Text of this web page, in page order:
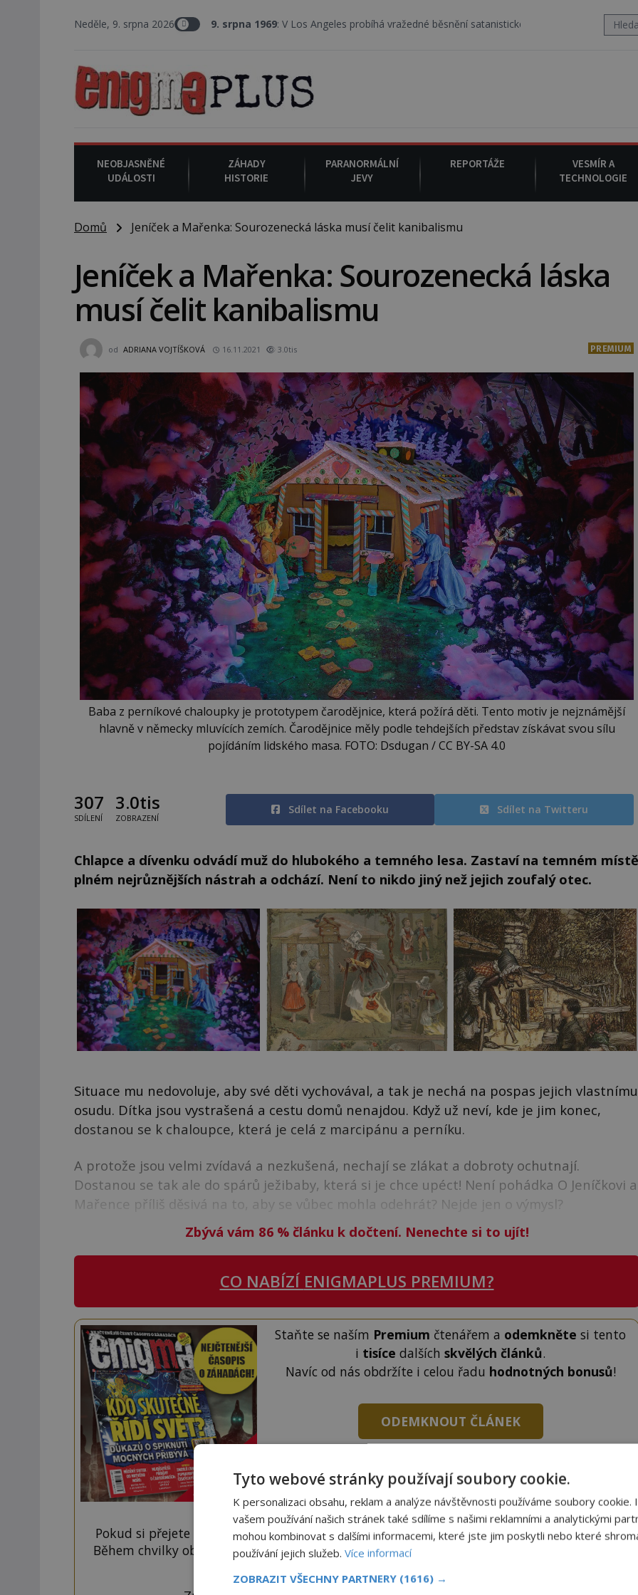
Neděle, 9. srpna 2026
9. srpna 1969 : V Los Angeles probíhá vražedné běsnění satanistického gangu vedeného Charlesem
NEOBJASNĚNÉ
UDÁLOSTI
ZÁHADY
HISTORIE
PARANORMÁLNÍ
JEVY
REPORTÁŽE
VESMÍR A
TECHNOLOGIE
Domů Jeníček a Mařenka: Sourozenecká láska musí čelit kanibalismu
Jeníček a Mařenka: Sourozenecká láska
musí čelit kanibalismu
od ADRIANA VOJTÍŠKOVÁ 16.11.2021 3.0tis PREMIUM
Baba z perníkové chaloupky je prototypem čarodějnice, která požírá děti. Tento motiv je nejznámější
hlavně v německy mluvících zemích. Čarodějnice měly podle tehdejších představ získávat svou sílu
pojídáním lidského masa. FOTO: Dsdugan / CC BY-SA 4.0
307
SDÍLENÍ
3.0tis
ZOBRAZENÍ
Sdílet na Facebooku Sdílet na Twitteru
Chlapce a dívenku odvádí muž do hlubokého a temného lesa. Zastaví na temném místě
plném nejrůznějších nástrah a odchází. Není to nikdo jiný než jejich zoufalý otec.
Situace mu nedovoluje, aby své děti vychovával, a tak je nechá na pospas jejich vlastnímu
osudu. Dítka jsou vystrašená a cestu domů nenajdou. Když už neví, kde je jim konec,
dostanou se k chaloupce, která je celá z marcipánu a perníku.
A protože jsou velmi zvídavá a nezkušená, nechají se zlákat a dobroty ochutnají.
Dostanou se tak ale do spárů ježibaby, která si je chce upéct! Není pohádka O Jeníčkovi a
Mařence příliš děsivá na to, aby se vůbec mohla odehrát? Nejde jen o výmysl?
Zbývá vám 86 %článku k dočtení. Nenechte si to ujít!
CO NABÍZÍ ENIGMAPLUS PREMIUM?
Staňte se naším Premium čtenářem a odemkněte si tento
i tisíce dalšíchskvělých článků.
Navíc od nás obdržíte i celou řadu hodnotných bonusů!
ODEMKNOUT ČLÁNEK
Pokud si přejete odemknout pouze tento článek, můžete tak učinit zasláním jediné SMS.
Během chvilky obdržíte číselný kód, který opíšete do následujícího okénka a kliknutím na
Tyto webové stránky používají soubory cookie.
K personalizaci obsahu, reklam a analýze návštěvnosti používáme soubory cookie.
vašem používání našich stránek také sdílíme s našimi reklamními a analytickými
mohou kombinovat s dalšími informacemi, které jste jim poskytli nebo které
používání jejich služeb. Více informací
ZOBRAZIT VŠECHNY PARTNERY (1616) →